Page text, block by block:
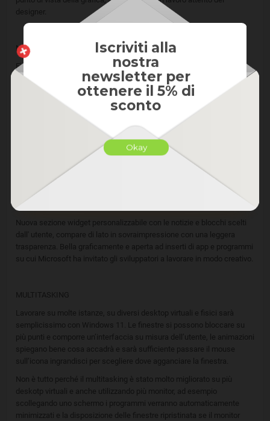
designer.
NUOVO MENÙ START E RICERCA
E' da sempre un riferimento per Windows ed aveva bisogno di un
restyling, Microsoft è andata oltre creando un menù start
completamente diverso. Innanzitutto di default la sua posizione sarà
centrale (ma si può sempre scegliere di allinearlo a sinistra), sono
spariti i "live tiles" ed è stato riorganizzato con una sezione "consigliati"
in cui compaiono i collegamenti rapidi a programmi, app e file utilizzati
Anche la ricerca è stata migliorata, più "intelligente" nei suggerimenti,
veloce e chiara nella visualizzazione dei risultati.
Nuova sezione widget personalizzabile con le notizie e blocchi scelti
dall' utente, compare di lato in sovraimpressione con una leggera
trasparenza. Bella graficamente e aperta ad inserti di app e programmi
su cui Microsoft ha invitato gli sviluppatori a lavorare in modo creativo.
MULTITASKING
Lavorare su molte istanze, su diversi desktop virtuali e fisici sarà
semplicissimo con Windows 11. Le finestre si possono bloccare su
più punti e comporre un’interfaccia su misura dell’utente, le animazioni
spiegano bene cosa accadrà e sarà sufficiente passare il mouse
sull’icona ingrandisci per scegliere dove agganciare la finestra.
Non è tutto perché il multitasking è stato molto migliorato su più
deskotp virtuali e anche utilizzando più monitor, ad esempio
scollegando uno schermo i programmi verranno automaticamente
minimizzati e la disposizione delle finestre ripristinata se il monitor
Iscriviti alla
nostra
newsletter per
ottenere il 5% di
sconto
Okay